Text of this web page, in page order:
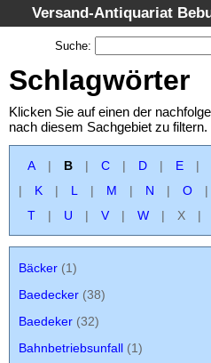
Versand-Antiquariat
Startseite
Suche
Schlagwörter
Gesamtbestand
Widerruf
Datenschutz
Impressum
Suche:
Schlagwörter
Klicken Sie auf einen der
nach diesem Sachgebiet zu filtern.
A | B | C | D | E |
|
K | L | M | N | O |
T
| U | V | W | X |
Bäcker (1)
Baedecker (38)
Baedeker (32)
Bahnbetriebsunfall (1)